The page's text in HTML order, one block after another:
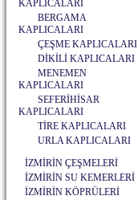
KAPLICALARI
BERGAMA
KAPLICALARI
ÇEŞME KAPLICALARI
DİKİLİ KAPLICALARI
MENEMEN
KAPLICALARI
SEFERİHİSAR
KAPLICALARI
TİRE KAPLICALARI
URLA KAPLICALARI
İZMİRİN ÇEŞMELERİ
İZMİRİN SU KEMERLERİ
İZMİRİN KÖPRÜLERİ